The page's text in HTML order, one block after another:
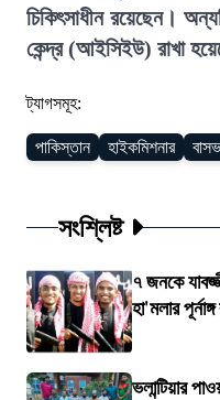
চিকিৎসাধীন রয়েছেন।
কেন্দ্র (আইসিইউ) রাখা
ট্যাগসমূহ:
পাকিস্তান হাইকমিশনার
সংশ্লিষ্ট
৭ জনকে
হা'মলার
ভলান্টিয়ার